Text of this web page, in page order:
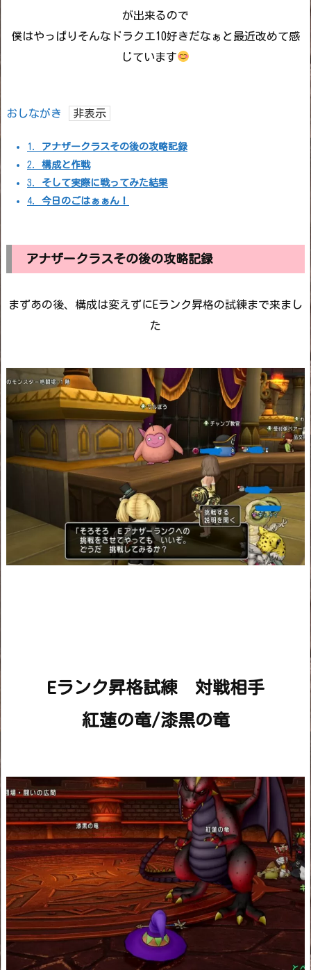
が出来るので
僕はやっぱりそんなドラクエ10好きだなぁと最近改めて感
じています
おしながき
1.
アナザークラスその後の攻略記録
2.
構成と作戦
3.
そして実際に戦ってみた結果
4.
今日のごはぁぁん！
アナザークラスその後の攻略記録
まずあの後、構成は変えずにEランク昇格の試練まで来まし
た
Eランク昇格試練 対戦相手
紅蓮の竜/漆黒の竜